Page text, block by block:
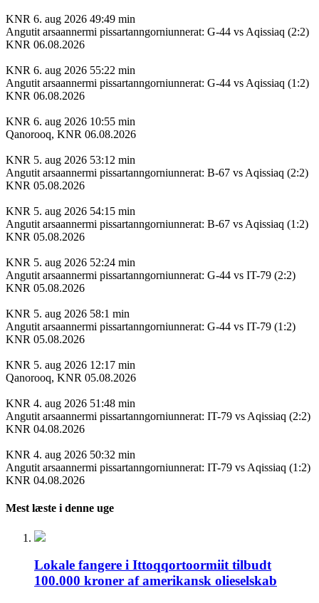
KNR 6. aug 2026 49:49 min
Angutit arsaannermi pissartanngorniunnerat: G-44 vs Aqissiaq (2:2)
KNR 06.08.2026
KNR 6. aug 2026 55:22 min
Angutit arsaannermi pissartanngorniunnerat: G-44 vs Aqissiaq (1:2)
KNR 06.08.2026
KNR 6. aug 2026 10:55 min
Qanorooq, KNR 06.08.2026
KNR 5. aug 2026 53:12 min
Angutit arsaannermi pissartanngorniunnerat: B-67 vs Aqissiaq (2:2)
KNR 05.08.2026
KNR 5. aug 2026 54:15 min
Angutit arsaannermi pissartanngorniunnerat: B-67 vs Aqissiaq (1:2)
KNR 05.08.2026
KNR 5. aug 2026 52:24 min
Angutit arsaannermi pissartanngorniunnerat: G-44 vs IT-79 (2:2)
KNR 05.08.2026
KNR 5. aug 2026 58:1 min
Angutit arsaannermi pissartanngorniunnerat: G-44 vs IT-79 (1:2)
KNR 05.08.2026
KNR 5. aug 2026 12:17 min
Qanorooq, KNR 05.08.2026
KNR 4. aug 2026 51:48 min
Angutit arsaannermi pissartanngorniunnerat: IT-79 vs Aqissiaq (2:2)
KNR 04.08.2026
KNR 4. aug 2026 50:32 min
Angutit arsaannermi pissartanngorniunnerat: IT-79 vs Aqissiaq (1:2)
KNR 04.08.2026
Mest læste i denne uge
Lokale fangere i Ittoqqortoormiit tilbudt
100.000 kroner af amerikansk olieselskab